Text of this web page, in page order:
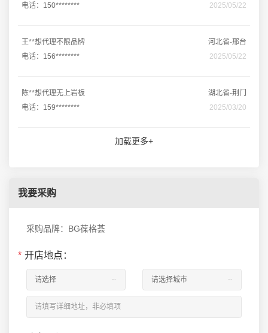
电话：150********
2025/05/22
王**想代理不限品牌
河北省-邢台
电话：156********
2025/05/22
陈**想代理无上岩板
湖北省-荆门
电话：159********
2025/03/20
加载更多+
我要采购
采购品牌：BG葆格荟
* 开店地点：